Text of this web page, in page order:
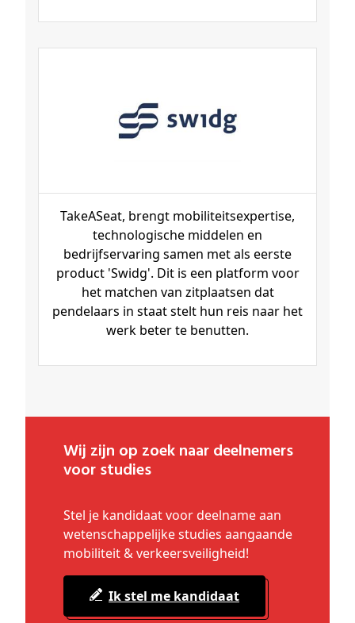
TakeASeat, brengt mobiliteitsexpertise,
technologische middelen en
bedrijfservaring samen met als eerste
product 'Swidg'. Dit is een platform voor
het matchen van zitplaatsen dat
pendelaars in staat stelt hun reis naar het
werk beter te benutten.
Wij zijn op zoek naar deelnemers
voor studies
Stel je kandidaat voor deelname aan
wetenschappelijke studies aangaande
mobiliteit & verkeersveiligheid!
Ik stel me kandidaat